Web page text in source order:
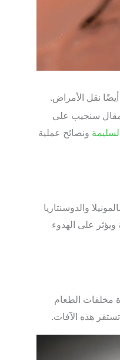
نقل الأمراض.
سنجيب على
ونصائح عملية
والدوسنتاريا
على الهدوء
مخلفات الطعام
هذه الآفات.